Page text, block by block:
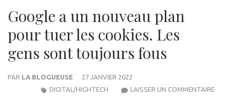
Google a un nouveau plan
pour tuer les cookies. Les
gens sont toujours fous
PAR LA BLOGUEUSE
27 JANVIER 2022
LAISSER UN COMMENTAIRE
DIGITAL/HIGHTECH